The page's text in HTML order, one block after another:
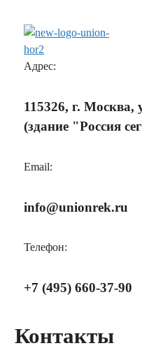
Адрес:
115326, г. Москва,
(здание "Россия
Email:
info@unionrek.ru
Телефон:
+7 (495) 660-37-90
Контакты